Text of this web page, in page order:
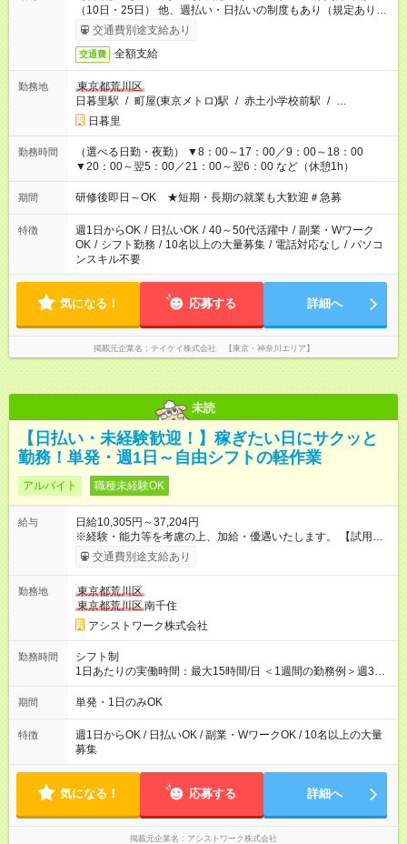
（10日・25日） 他、週払い・日払いの制度もあり（規定あり）
＃日収1万円以上
交通費別途支給あり
交通費 全額支給
勤務地
東京都荒川区
日暮里駅 / 町屋(東京メトロ)駅 / 赤土小学校前駅 / …
日暮里
勤務時間
（選べる日勤・夜勤） ▼8：00～17：00／9：00～18：00
▼20：00～翌5：00／21：00～翌6：00 など（休憩1h）
期間 研修後即日～OK ★短期・長期の就業も大歓迎＃急募
特徴 週1日からOK / 日払いOK / 40～50代活躍中 / 副業・Wワーク
OK / シフト勤務 / 10名以上の大量募集 / 電話対応なし / パソコ
ンスキル不要
気になる！ 応募する 詳細へ
掲載元企業名 テイケイ株式会社 【東京・神奈川エリア】
未読
【日払い・未経験歓迎！】稼ぎたい日にサクッと
勤務！単発・週1日～自由シフトの軽作業
アルバイト 職種未経験OK
給与
日給10,305円～37,204円
※経験・能力等を考慮の上、加給・優遇いたします。 【試用期
間】試用期間なし
交通費別途支給あり
勤務地
東京都荒川区
東京都荒川区南千住
アシストワーク株式会社
勤務時間
シフト制
1日あたりの実働時間：最大15時間/日 ＜1週間の勤務例＞週3回
勤務 勤務：月・水・金 休み：火・木・土・日 好きな時にお仕事
可能です！ ※1日あたりの最大実働時間は日勤、夜勤共に勤務し
期間 単発・1日のみOK
特徴
週1日からOK / 日払いOK / 副業・WワークOK / 10名以上の大量
募集
気になる！ 応募する 詳細へ
掲載元企業名 アシストワーク株式会社